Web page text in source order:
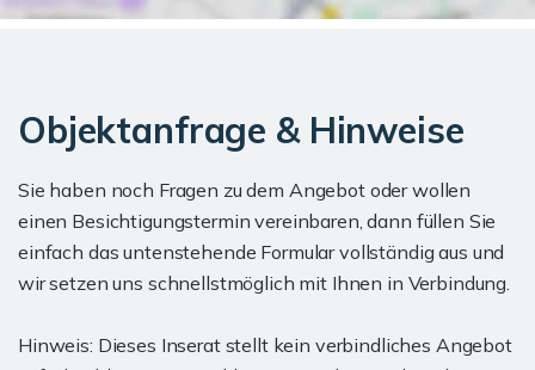
Objektanfrage & Hinweise
Sie haben noch Fragen zu dem Angebot oder wollen
einen Besichtigungstermin vereinbaren, dann füllen Sie
einfach das untenstehende Formular vollständig aus und
wir setzen uns schnellstmöglich mit Ihnen in Verbindung.
Hinweis: Dieses Inserat stellt kein verbindliches Angebot